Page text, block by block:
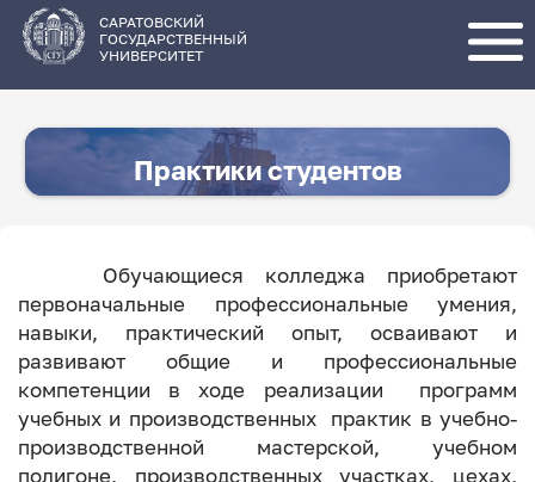
основному
содержанию
САРАТОВСКИЙ
ГОСУДАРСТВЕННЫЙ
УНИВЕРСИТЕТ
Практики студентов
Обучающиеся колледжа приобретают
первоначальные профессиональные умения,
навыки, практический опыт, осваивают и
развивают общие и профессиональные
компетенции в ходе реализации программ
учебных и производственных практик в учебно-
производственной мастерской, учебном
полигоне, производственных участках, цехах,